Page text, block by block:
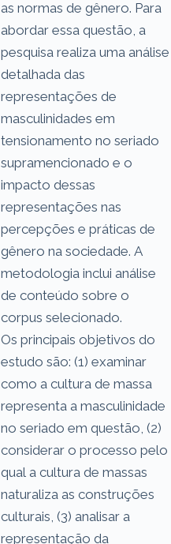
as normas de gênero. Para
abordar essa questão, a
pesquisa realiza uma análise
detalhada das
representações de
masculinidades em
tensionamento no seriado
supramencionado e o
impacto dessas
representações nas
percepções e práticas de
gênero na sociedade. A
metodologia inclui análise
de conteúdo sobre o
corpus selecionado.
Os principais objetivos do
estudo são: (1) examinar
como a cultura de massa
representa a masculinidade
no seriado em questão, (2)
considerar o processo pelo
qual a cultura de massas
naturaliza as construções
culturais, (3) analisar a
representação da